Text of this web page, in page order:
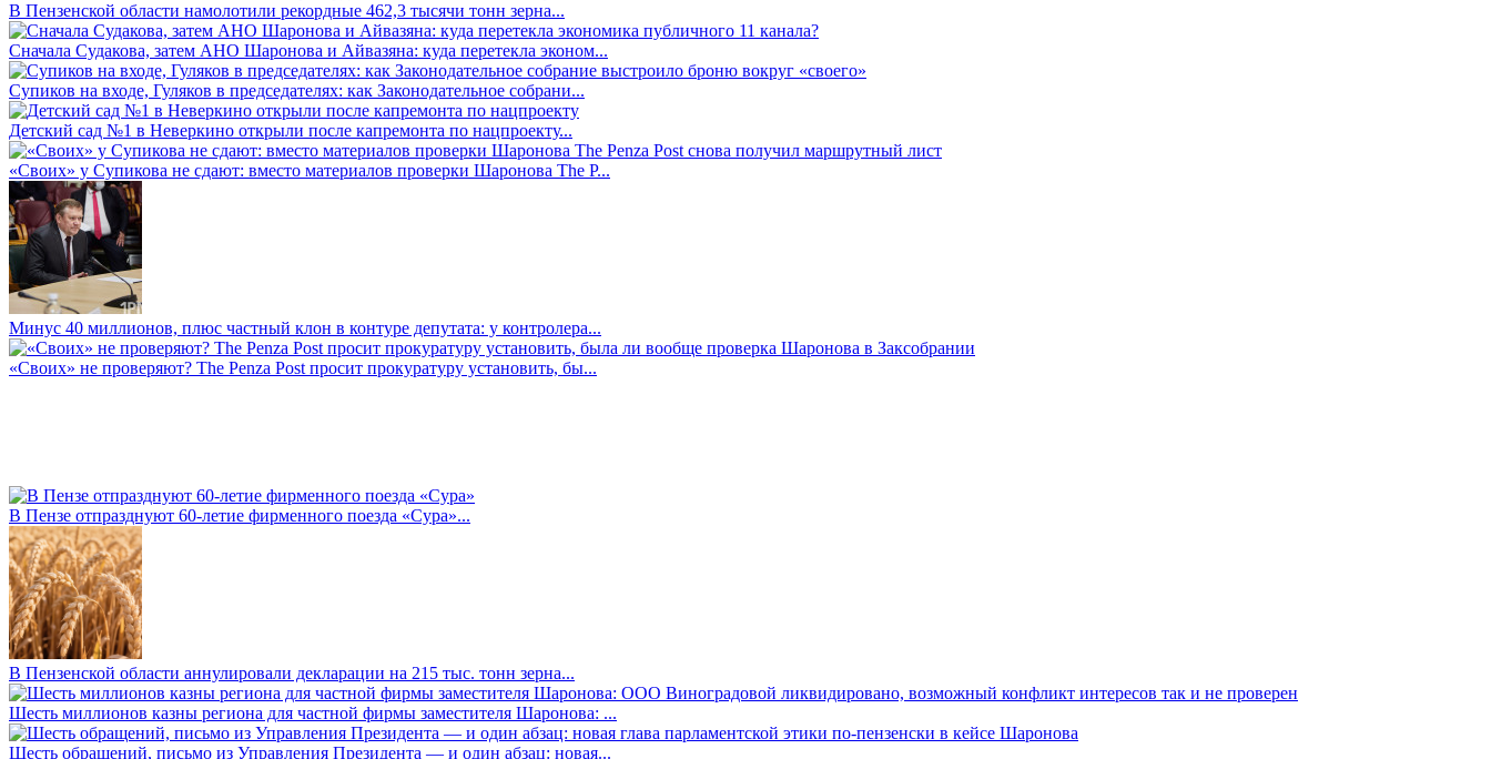
В Пензенской области намолотили рекордные 462,3 тысячи тонн зерна...
Сначала Судакова, затем АНО Шаронова и Айвазяна: куда перетекла эконом...
Супиков на входе, Гуляков в председателях: как Законодательное собрани...
Детский сад №1 в Неверкино открыли после капремонта по нацпроекту...
«Своих» у Супикова не сдают: вместо материалов проверки Шаронова The P...
Минус 40 миллионов, плюс частный клон в контуре депутата: у контролера...
«Своих» не проверяют? The Penza Post просит прокуратуру установить, бы...
В Пензе отпразднуют 60-летие фирменного поезда «Сура»...
В Пензенской области аннулировали декларации на 215 тыс. тонн зерна...
Шесть миллионов казны региона для частной фирмы заместителя Шаронова: ...
Шесть обращений, письмо из Управления Президента — и один абзац: новая...